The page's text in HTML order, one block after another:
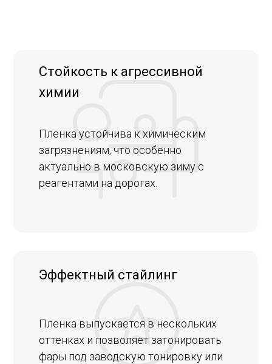
Стойкость к агрессивной
химии
Эффектный стайлинг
Пленка устойчива к химическим
загрязнениям, что особенно
актуально в московскую зиму с
реагентами на дорогах.
Пленка выпускается в нескольких
оттенках и позволяет затонировать
фары под заводскую тонировку или